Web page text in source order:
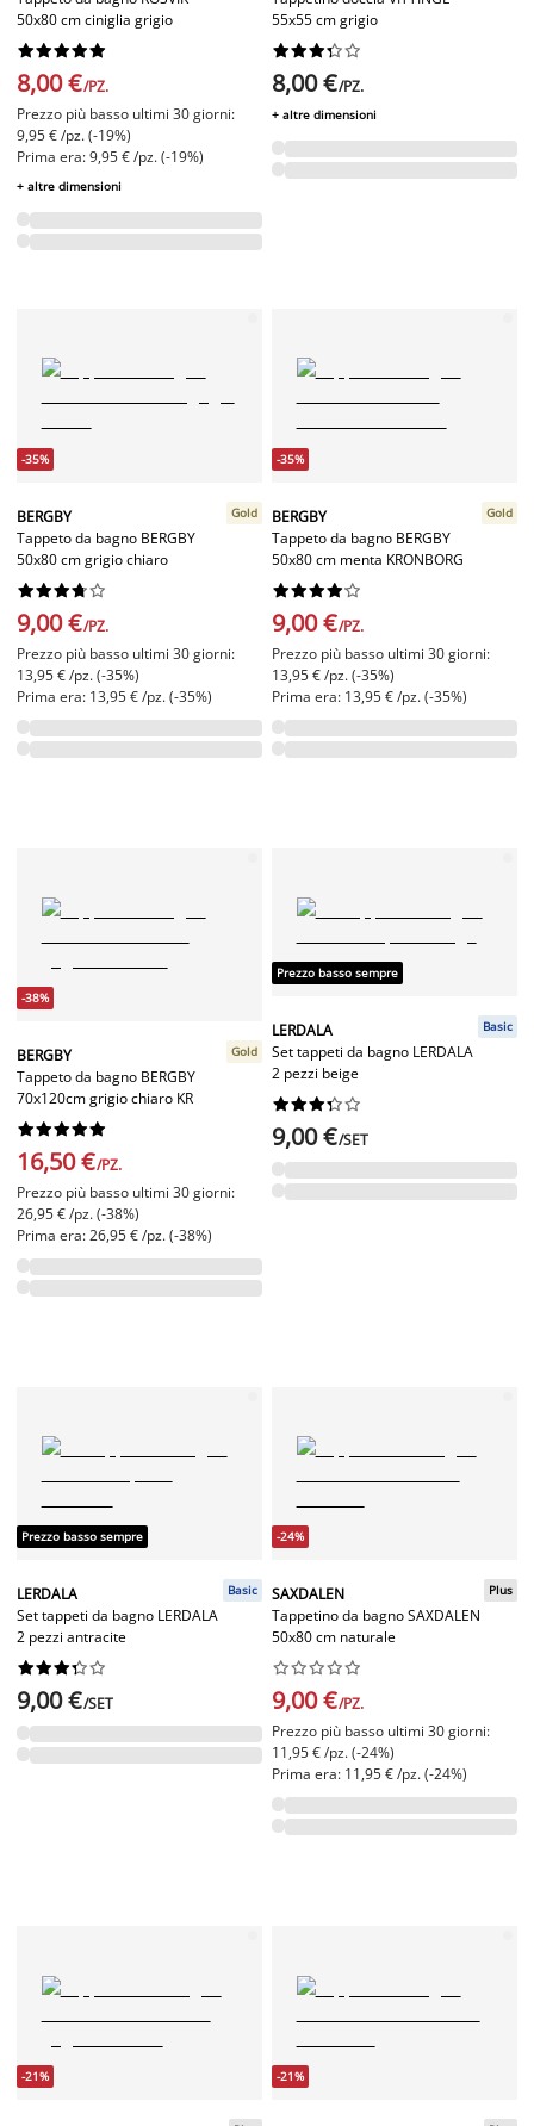
50x80 cm ciniglia grigio






8,00 €/PZ.
Prezzo più basso ultimi 30 giorni:
9,95 € /pz. (-19%)
Prima era: 9,95 € /pz. (-19%)
+ altre dimensioni
55x55 cm grigio






8,00 €/PZ.
+ altre dimensioni
-35%
BERGBY
Tappeto da bagno BERGBY
50x80 cm grigio chiaro
Gold






9,00 €/PZ.
Prezzo più basso ultimi 30 giorni:
13,95 € /pz. (-35%)
Prima era: 13,95 € /pz. (-35%)
-35%
BERGBY
Tappeto da bagno BERGBY
50x80 cm menta KRONBORG
Gold






9,00 €/PZ.
Prezzo più basso ultimi 30 giorni:
13,95 € /pz. (-35%)
Prima era: 13,95 € /pz. (-35%)
-38%
BERGBY
Tappeto da bagno BERGBY
70x120cm grigio chiaro KR
Gold






16,50 €/PZ.
Prezzo più basso ultimi 30 giorni:
26,95 € /pz. (-38%)
Prima era: 26,95 € /pz. (-38%)
Prezzo basso sempre
LERDALA
Set tappeti da bagno LERDALA
2 pezzi beige
Basic






9,00 €/SET
Prezzo basso sempre
LERDALA
Set tappeti da bagno LERDALA
2 pezzi antracite
Basic






9,00 €/SET
-24%
SAXDALEN
Tappetino da bagno SAXDALEN
50x80 cm naturale
Plus






9,00 €/PZ.
Prezzo più basso ultimi 30 giorni:
11,95 € /pz. (-24%)
Prima era: 11,95 € /pz. (-24%)
-21% -21%